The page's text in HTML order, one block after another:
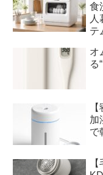
食
テ
オ
る
加
で